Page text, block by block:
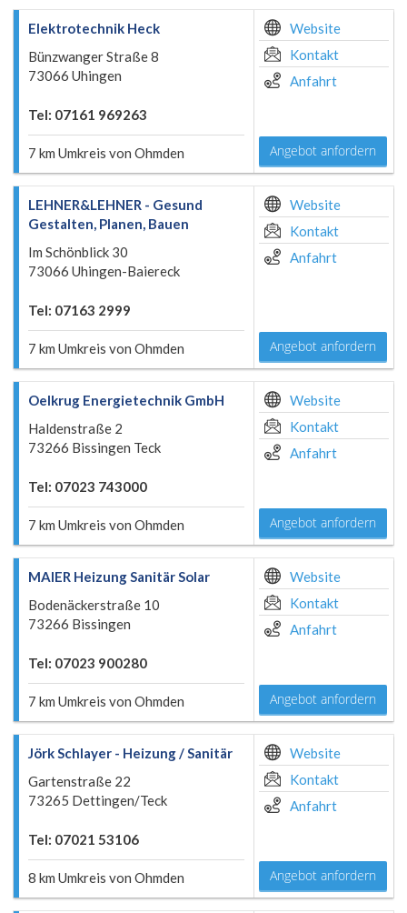
Elektrotechnik Heck
Bünzwanger Straße 8
73066 Uhingen
Tel: 07161 969263
7 km Umkreis von Ohmden
Website
Kontakt
Anfahrt
Angebot anfordern
LEHNER&LEHNER - Gesund
Gestalten, Planen, Bauen
Im Schönblick 30
73066 Uhingen-Baiereck
Tel: 07163 2999
7 km Umkreis von Ohmden
Website
Kontakt
Anfahrt
Angebot anfordern
Oelkrug Energietechnik GmbH
Haldenstraße 2
73266 Bissingen Teck
Tel: 07023 743000
7 km Umkreis von Ohmden
Website
Kontakt
Anfahrt
Angebot anfordern
MAIER Heizung Sanitär Solar
Bodenäckerstraße 10
73266 Bissingen
Tel: 07023 900280
7 km Umkreis von Ohmden
Website
Kontakt
Anfahrt
Angebot anfordern
Jörk Schlayer - Heizung / Sanitär
Gartenstraße 22
73265 Dettingen/Teck
Tel: 07021 53106
8 km Umkreis von Ohmden
Website
Kontakt
Anfahrt
Angebot anfordern